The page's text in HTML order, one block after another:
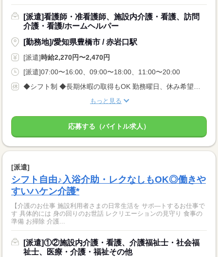
[派遣]看護師・准看護師、施設内介護・看護、訪問
介護・看護/ホームヘルパー
[勤務地]/愛知県豊橋市 / 赤岩口駅
[派遣]時給2,270円〜2,470円
[派遣]07:00〜16:00、09:00〜18:00、11:00〜20:00
◆シフト制 ◆長期休暇の取得もOK 勤務曜日、休み希望はお気軽にご相談ください。 やむを得ない急なお休みにも理解のある職場です。
もっと見る
応募する（バイトル求人）
[派遣]
シフト自由♪入浴介助・レクなしもOK◎働きや
すいハケン介護*
【介護のお仕事 施設利用者さまの日常生活を サポ—トするお仕事で
す 具体的には 身の回りのお世話 レクリエーションの見守り 食事の
準備 お掃除 介護...
[派遣]①②施設内介護・看護、介護福祉士・社会福
祉士、医療・介護・福祉その他